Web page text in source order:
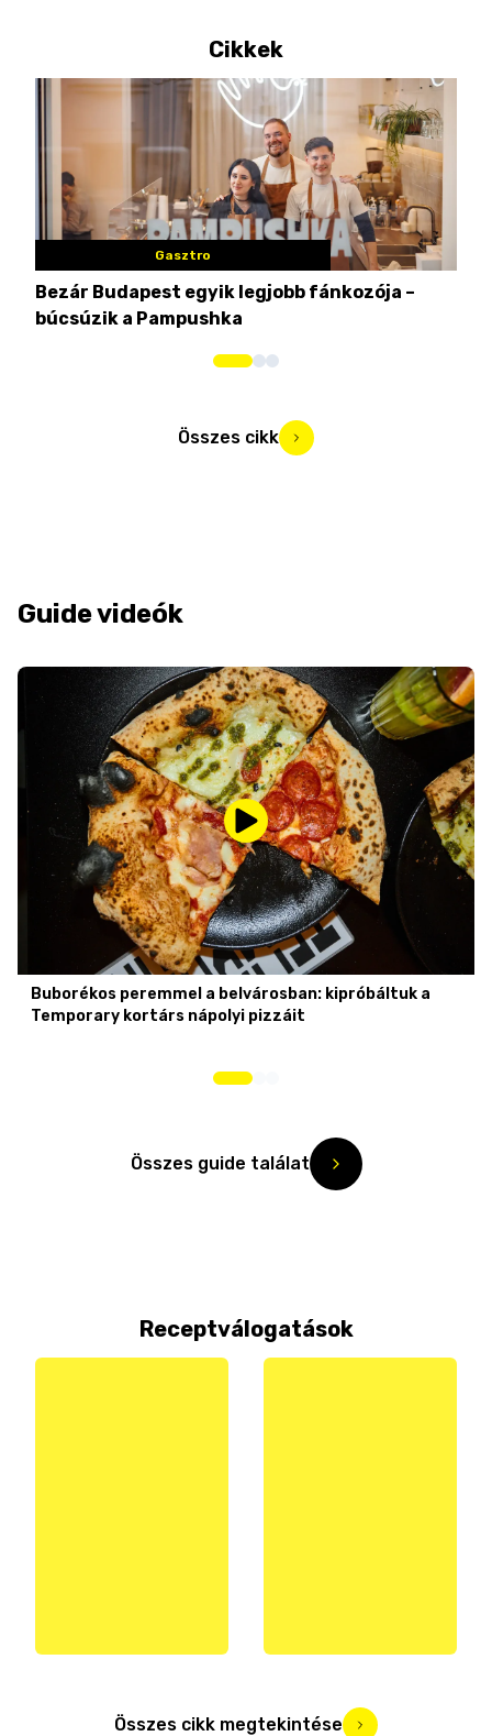
Cikkek
Gasztro
Bezár Budapest egyik legjobb fánkozója –
búcsúzik a Pampushka
Összes cikk
Guide videók
Buborékos peremmel a belvárosban: kipróbáltuk a
Temporary kortárs nápolyi pizzáit
Összes guide találat
Receptválogatások
Összes cikk megtekintése